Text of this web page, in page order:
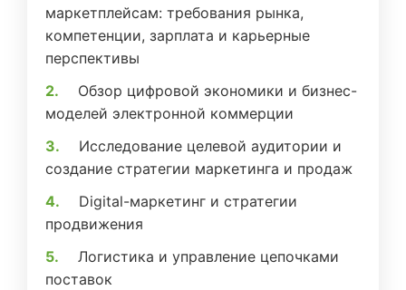
маркетплейсам: требования рынка,
компетенции, зарплата и карьерные
перспективы
Обзор цифровой экономики и бизнес-
моделей электронной коммерции
Исследование целевой аудитории и
создание стратегии маркетинга и продаж
Digital-маркетинг и стратегии
продвижения
Логистика и управление цепочками
поставок